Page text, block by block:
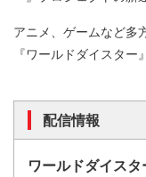
アニメ、ゲームなど多
『ワールドダイスター
配信情報
ワールドダイス